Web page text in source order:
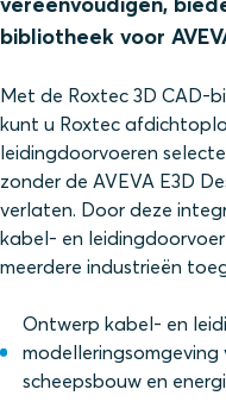
bibliotheek voor
Met de Roxtec 3D CAD-
kunt u Roxtec
leidingdoorvoeren
zonder de AVEVA E3D
verlaten. Door deze
kabel- en
meerdere industrieën
Ontwerp kabel- en
modelleringsomgeving
scheepsbouw en